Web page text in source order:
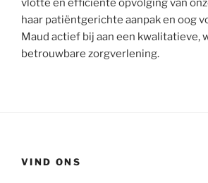
vlotte en efficiënte opvolging van
haar patiëntgerichte aanpak en oog
Maud actief bij aan een kwalitatieve,
betrouwbare zorgverlening.
VIND ONS